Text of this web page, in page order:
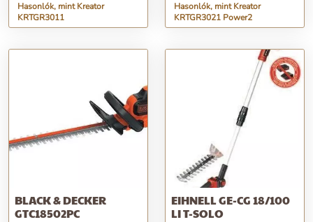
Hasonlók, mint Kreator
KRTGR3011
Hasonlók, mint Kreator
KRTGR3021 Power2
BLACK & DECKER
GTC18502PC
EIHNELL GE-CG 18/100
LI T-SOLO